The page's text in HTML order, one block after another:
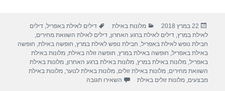
e
b
o
o
s
A
p
p
gr
a
m
e
פורסם
בתאריך
22 במרץ 2018 קטגוריות
מלונות באילת תגיות
דילים לאילת באפריל,דילים
לאילת במרץ,דילים לאילת ברגע האחרון,דילים לאילת השוואת מחירים,
חבילת נופש לאילת באפריל, חבילת נופש לאילת במרץ, חופשה באילת, חופשה
באילת באפריל, חופשה באילת במרץ, חופשה זולה באילת,מלונות באילת
באפריל,מלונות באילת במרץ,מלונות באילת ברגע האחרון,מלונות באילת
השוואת מחירים,מלונות באילת זולים,מלונות באילת לנוער,מלונות באילת
מבצעים,מלונות זולים באילת השאירו תגובה